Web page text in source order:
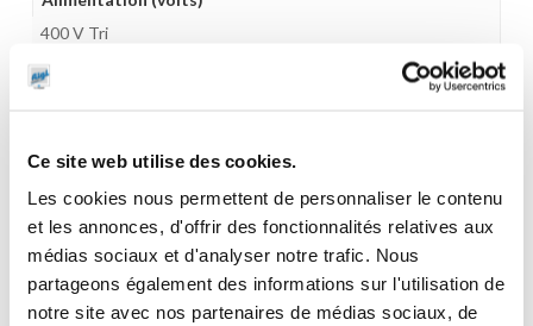
Ce site web utilise des cookies.
Les cookies nous permettent de personnaliser le contenu
et les annonces, d'offrir des fonctionnalités relatives aux
médias sociaux et d'analyser notre trafic. Nous
partageons également des informations sur l'utilisation de
notre site avec nos partenaires de médias sociaux, de
400 V Tri
Raccordement électrique
Débit libre
Puissance
0.56 kw
Vitesse